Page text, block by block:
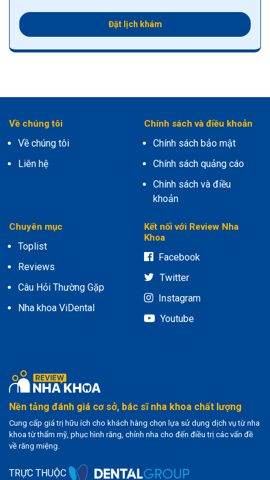
Đặt lịch khám
Về chúng tôi
Về chúng tôi
Liên hệ
Chính sách và điều khoản
Chính sách bảo mật
Chính sách quảng cáo
Chính sách và điều
khoản
Chuyên mục
Toplist
Reviews
Câu Hỏi Thường Gặp
Nha khoa ViDental
Kết nối với Review Nha
Khoa
Facebook
Twitter
Instagram
Youtube
Nền tảng đánh giá cơ sở, bác sĩ nha khoa chất lượng
Cung cấp giá trị hữu ích cho khách hàng chọn lựa sử dụng dịch vụ từ nha
khoa từ thẩm mỹ, phục hình răng, chỉnh nha cho đến điều trị các vấn đề
về răng miệng.
TRỰC THUỘC